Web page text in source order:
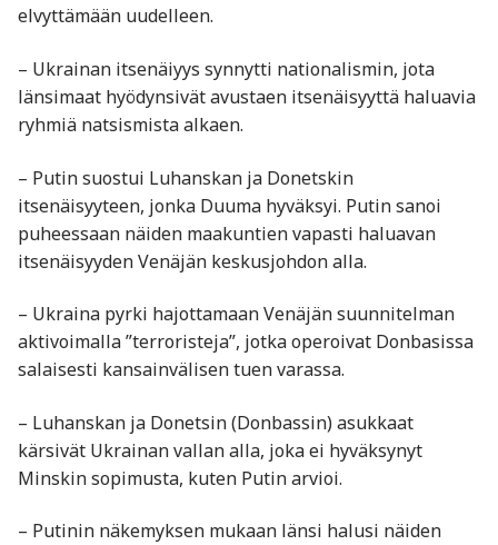
elvyttämään uudelleen.
– Ukrainan itsenäiyys synnytti nationalismin, jota
länsimaat hyödynsivät avustaen itsenäisyyttä haluavia
ryhmiä natsismista alkaen.
– Putin suostui Luhanskan ja Donetskin
itsenäisyyteen, jonka Duuma hyväksyi. Putin sanoi
puheessaan näiden maakuntien vapasti haluavan
itsenäisyyden Venäjän keskusjohdon alla.
– Ukraina pyrki hajottamaan Venäjän suunnitelman
aktivoimalla ”terroristeja”, jotka operoivat Donbasissa
salaisesti kansainvälisen tuen varassa.
– Luhanskan ja Donetsin (Donbassin) asukkaat
kärsivät Ukrainan vallan alla, joka ei hyväksynyt
Minskin sopimusta, kuten Putin arvioi.
– Putinin näkemyksen mukaan länsi halusi näiden